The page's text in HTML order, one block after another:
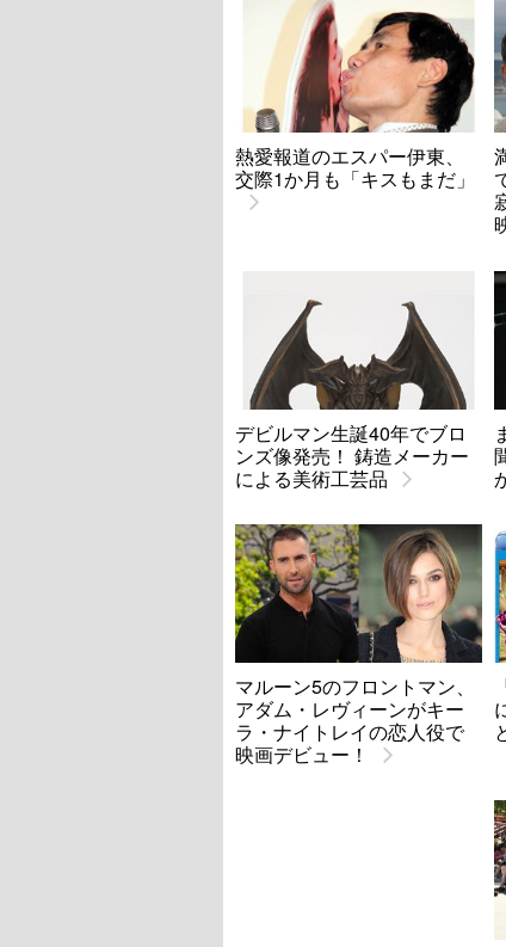
熱愛報道のエスパー伊東、
交際1か月も「キスもまだ」
デビルマン生誕40年でブロ
ンズ像発売！ 鋳造メーカー
による美術工芸品
マルーン5のフロントマン、
アダム・レヴィーンがキー
ラ・ナイトレイの恋人役で
映画デビュー！